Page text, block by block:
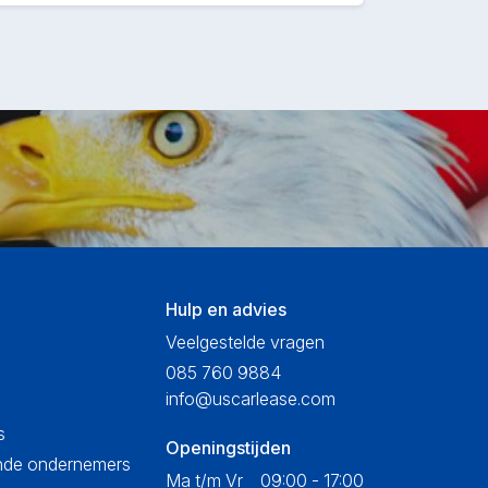
ondernemers
Hulp en advies
Veelgestelde vragen
085 760 9884
info@uscarlease.com
Openingstijden
Ma t/m Vr
09:00 - 17:00